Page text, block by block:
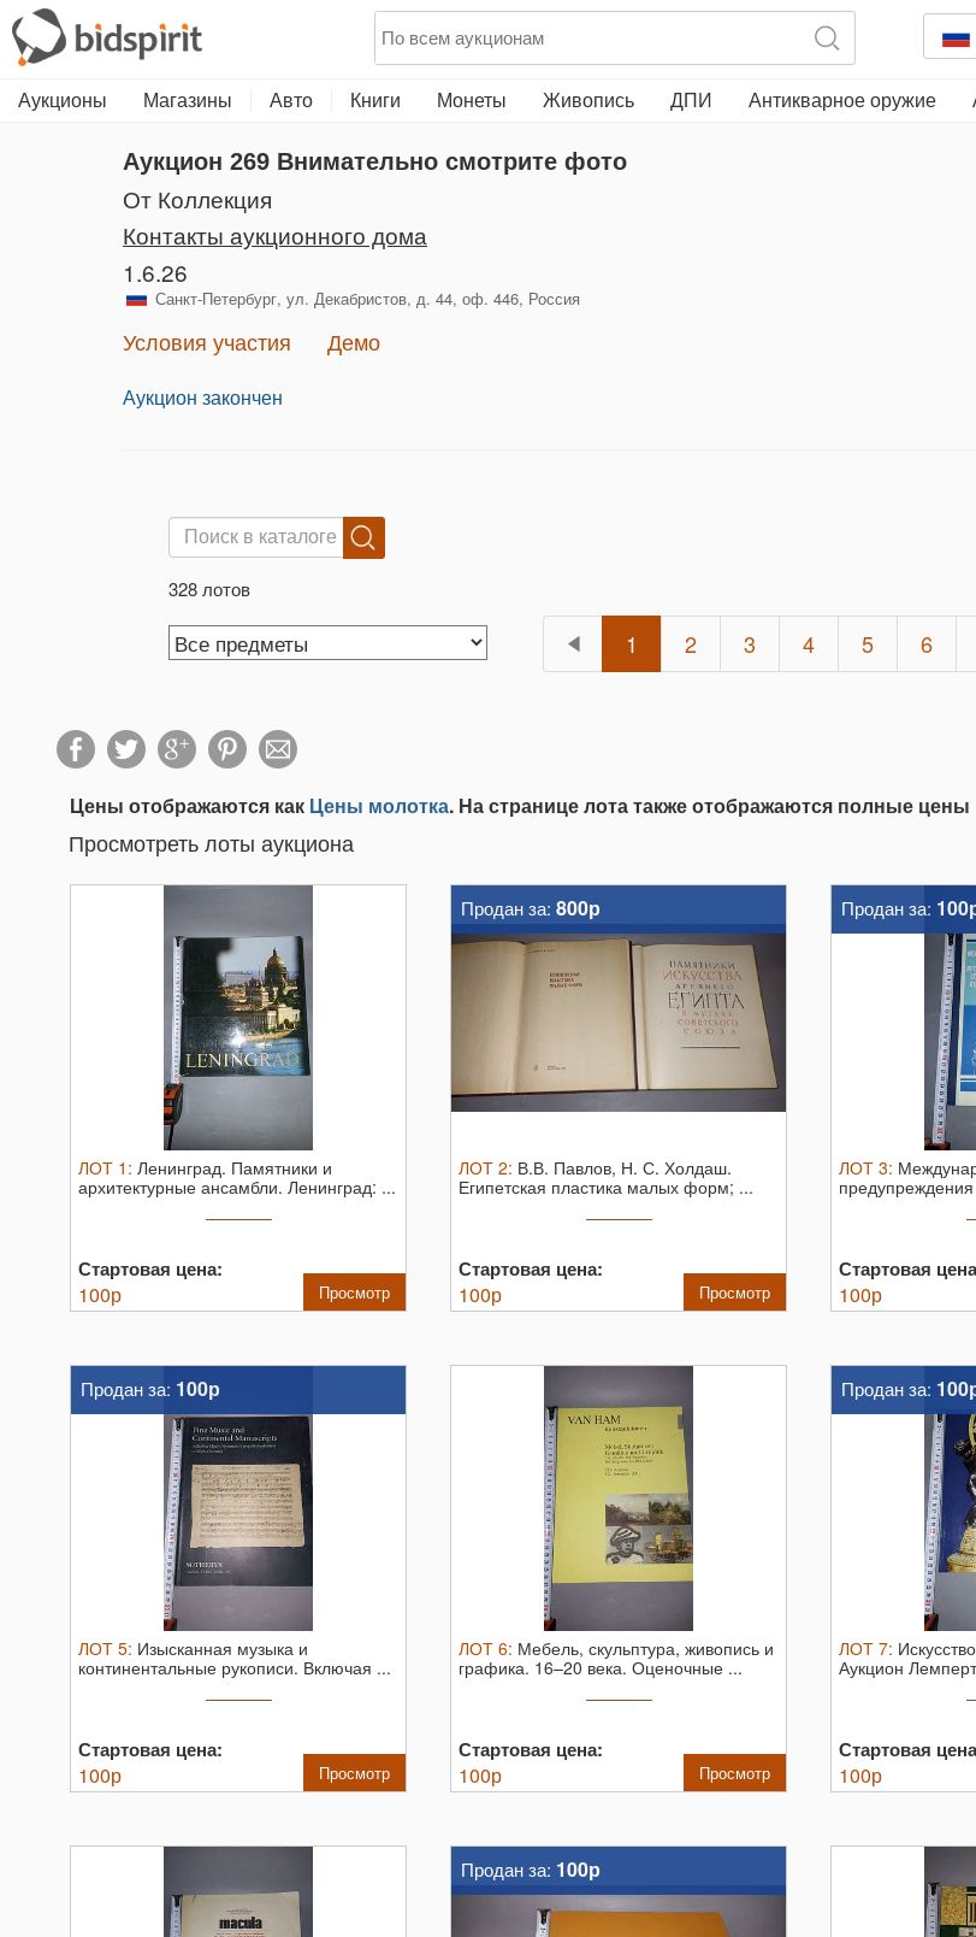
Аукционы Магазины Авто Книги Монеты Живопись ДПИ Антикварное оружие
Аукцион 269 Внимательно смотрите фото
от Коллекция
Контакты аукционного дома
1.6.26
Санкт-Петербург, ул. Декабристов, д. 44, оф. 446, Россия
Условия участия Демо
Аукцион закончен
328 лотов
1 2 3 4 5 6
Цены отображаются как Цены молотка. На странице лота также отображаются полные цены
Просмотреть лоты аукциона
ЛОТ 1 : Ленинград. Памятники и
архитектурные ансамбли. Ленинград: ...
Стартовая цена:
100р Просмотр
Продан за: 800р
ЛОТ 2: В.В. Павлов, Н. С. Холдаш.
Египетская пластика малых форм; ...
Стартовая цена:
100р Просмотр
Продан за:
ЛОТ 3:
Стартовая
100р
Продан за: 100р
ЛОТ 5: Изысканная музыка и
континентальные рукописи. Включая ...
Стартовая цена:
100р Просмотр
ЛОТ 6: Мебель, скульптура, живопись и
графика. 16–20 века. Оценочные ...
Стартовая цена:
100р Просмотр
Продан за:
ЛОТ 7:
Аукцион
Стартовая
100р
Продан за: 100р